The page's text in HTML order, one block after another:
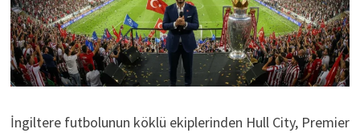
İngiltere futbolunun köklü ekiplerinden Hull City, Premier